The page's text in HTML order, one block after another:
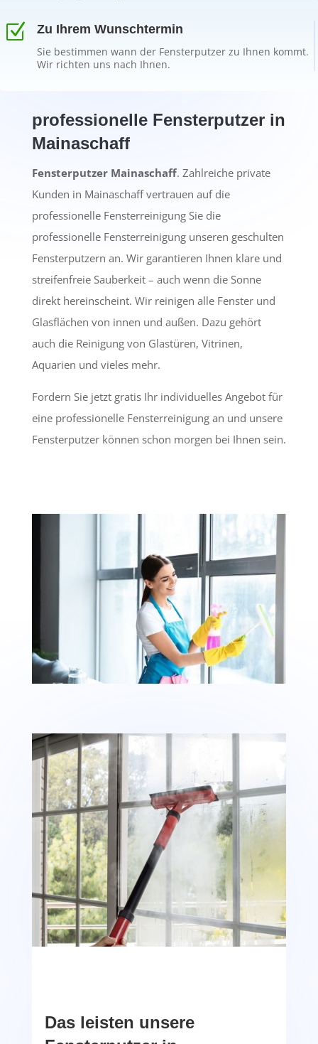
Z Zu Ihrem Wunschtermin
Sie bestimmen wann der Fensterputzer zu Ihnen kommt.
Wir richten uns nach Ihnen.
professionelle Fensterputzer in
Mainaschaff
Fensterputzer Mainaschaff. Zahlreiche private
Kunden in Mainaschaff vertrauen auf die
professionelle Fensterreinigung Sie die
professionelle Fensterreinigung unseren geschulten
Fensterputzern an. Wir garantieren Ihnen klare und
streifenfreie Sauberkeit – auch wenn die Sonne
direkt hereinscheint. Wir reinigen alle Fenster und
Glasflächen von innen und außen. Dazu gehört
auch die Reinigung von Glastüren, Vitrinen,
Aquarien und vieles mehr.
Fordern Sie jetzt gratis Ihr individuelles Angebot für
eine professionelle Fensterreinigung an und unsere
Fensterputzer können schon morgen bei Ihnen sein.
Das leisten unsere